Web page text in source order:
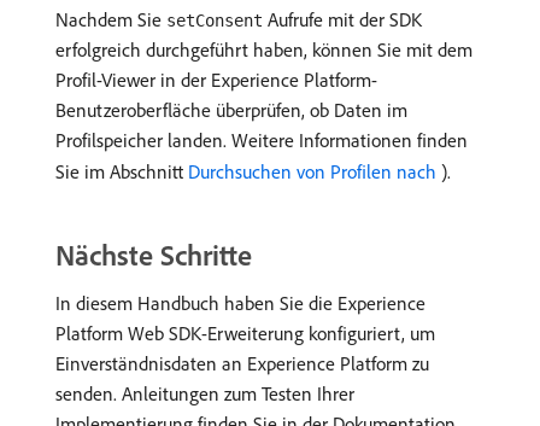
Nachdem Sie setConsent Aufrufe mit der SDK
erfolgreich durchgeführt haben, können Sie mit dem
Profil-Viewer in der Experience Platform-
Benutzeroberfläche überprüfen, ob Daten im
Profilspeicher landen. Weitere Informationen finden
Sie im Abschnitt Durchsuchen von Profilen nach ​ ).
Nächste Schritte
In diesem Handbuch haben Sie die Experience
Platform Web SDK-Erweiterung konfiguriert, um
Einverständnisdaten an Experience Platform zu
senden. Anleitungen zum Testen Ihrer